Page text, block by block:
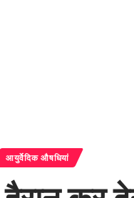
आयुर्वेदिक औषधियां